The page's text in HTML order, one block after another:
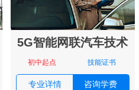
5G智能网联汽车技术
初中起点 技能证书
专业详情 咨询学费